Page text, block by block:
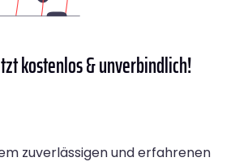
kostenlos & unverbindlich!
zuverlässigen und erfahrenen